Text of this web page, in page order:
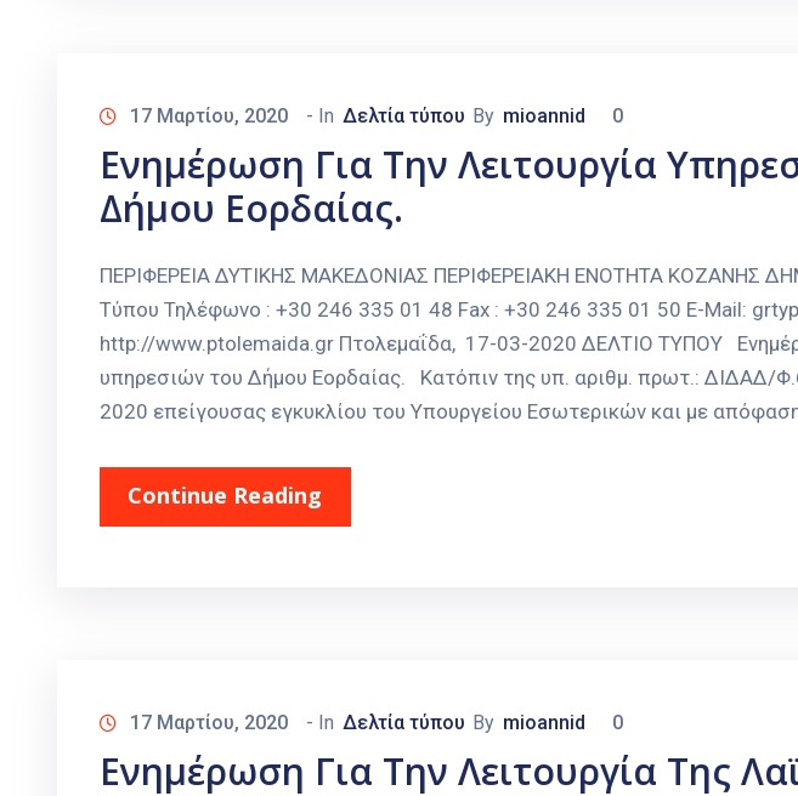
17 Μαρτίου, 2020 - In Δελτία τύπου By mioannid 0
Ενημέρωση Για Την Λειτουργία
Δήμου Εορδαίας.
ΠΕΡΙΦΕΡΕΙΑ ΔΥΤΙΚΗΣ ΜΑΚΕΔΟΝΙΑΣ ΠΕΡΙΦΕΡΕΙΑΚΗ ΕΝΟΤΗΤΑ ΚΟΖΑΝΗΣ
Τύπου Τηλέφωνο : +30 246 335 01 48 Fax : +30 246 335 01 50 E-Mail:
http://www.ptolemaida.gr Πτολεμαΐδα, 17-03-2020 ΔΕΛΤΙΟ ΤΥΠΟΥ
υπηρεσιών του Δήμου Εορδαίας. Κατόπιν της υπ. αριθμ. πρωτ.: ΔΙΔΑΔ/
2020 επείγουσας εγκυκλίου του Υπουργείου Εσωτερικών και με
Continue Reading
17 Μαρτίου, 2020 - In Δελτία τύπου By mioannid 0
Ενημέρωση Για Την Λειτουργία Της